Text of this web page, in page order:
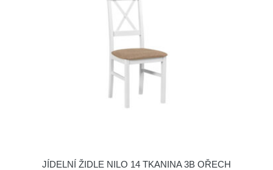
JÍDELNÍ ŽIDLE NILO 14 TKANINA 3B OŘECH